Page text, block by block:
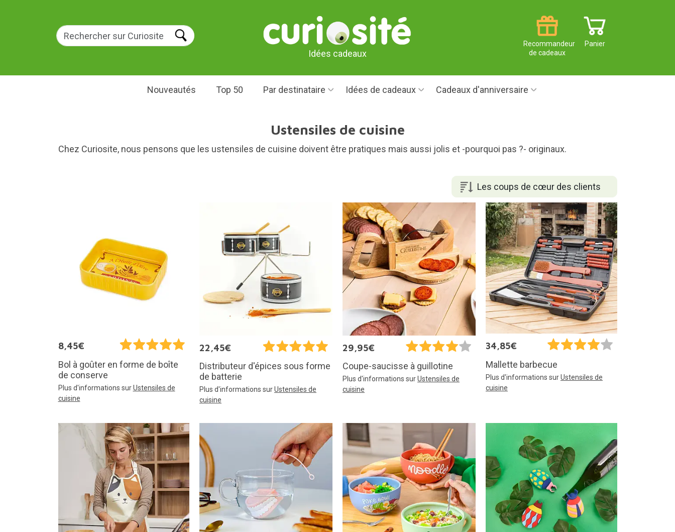
Idées cadeaux
Panier
Recommandeur
de cadeaux
Nouveautés Top 50 Par destinataire Idées de cadeaux Cadeaux d'anniversaire
Ustensiles de cuisine
Chez Curiosite, nous pensons que les ustensiles de cuisine doivent être pratiques mais aussi jolis et -pourquoi pas ?- originaux.
Les coups de cœur des clients
8,45€
Bol à goûter en forme de boîte
de conserve
Plus d'informations surUstensiles de
cuisine
22,45€
Distributeur d'épices sous forme
de batterie
Plus d'informations surUstensiles de
cuisine
29,95€
Coupe-saucisse à guillotine
Plus d'informations surUstensiles de
cuisine
34,85€
Mallette barbecue
Plus d'informations surUstensiles de
cuisine